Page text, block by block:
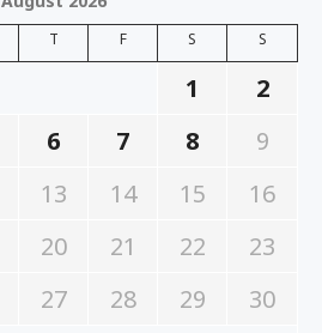
T F S S
1
2
6 7 8
9
13 14 15
16
20 21 22
23
27 28 29
30